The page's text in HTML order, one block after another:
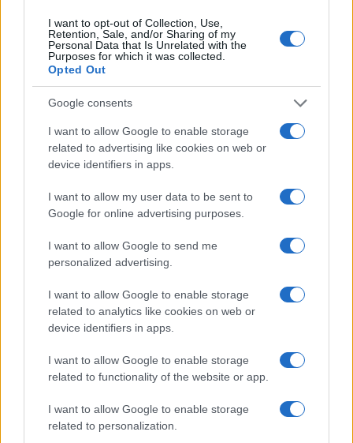
I want to opt-out of Collection, Use,
Retention, Sale, and/or Sharing of my
Personal Data that Is Unrelated with the
Purposes for which it was collected.
Opted Out
Google consents
I want to allow Google to enable storage
related to advertising like cookies on web or
device identifiers in apps.
I want to allow my user data to be sent to
Google for online advertising purposes.
I want to allow Google to send me
personalized advertising.
I want to allow Google to enable storage
related to analytics like cookies on web or
device identifiers in apps.
I want to allow Google to enable storage
related to functionality of the website or app.
I want to allow Google to enable storage
related to personalization.
Χρηματοδότηση 8 εκατ.
ενημέρωσης- Ξεκίνησε το
ενίσχυσης του Τύπου
Metlen: Ρεκόρ EBITDA στο
ευρώ – Καθαρά κέρδη 313
Η Chery επενδύει 75 εκατ. δολάρια στην KG Mobility
Το FIAT 500 Hybrid τώρα
από 18.990 ευρώ
Ατρόμητος και Novibet
της συνεργασίας τους μέχρι